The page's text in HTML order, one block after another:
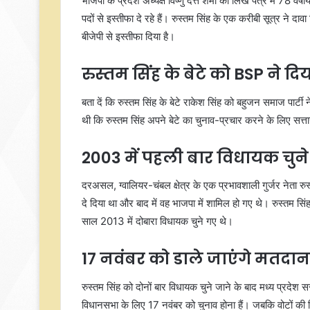
पदों से इस्तीफा दे रहे हैं। रुस्तम सिंह के एक करीबी सूत्र ने दावा
बीजेपी से इस्तीफा दिया है।
रुस्तम सिंह के बेटे को BSP ने
बता दें कि रुस्तम सिंह के बेटे राकेश सिंह को बहुजन समाज
थी कि रुस्तम सिंह अपने बेटे का चुनाव-प्रचार करने के लिए
2003 में पहली बार विधायक
दरअसल, ग्वालियर-चंबल क्षेत्र के एक प्रभावशाली गुर्जर नेता
दे दिया था और बाद में वह भाजपा में शामिल हो गए थे। रुस्तम
साल 2013 में दोबारा विधायक चुने गए थे।
17 नवंबर को डाले जाएंगे मतदान
रुस्तम सिंह को दोनों बार विधायक चुने जाने के बाद मध्य प्रदेश
विधानसभा के लिए 17 नवंबर को चुनाव होना हैं। जबकि वोटों की